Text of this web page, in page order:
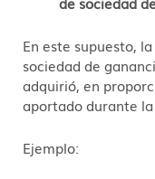
En este supuesto,
sociedad de
adquirió, en
aportado durante
Ejemplo: